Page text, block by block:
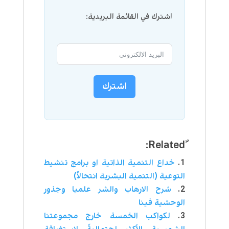
اشترك في القائمة البريدية:
اشترك
ٌRelated:
خداع التنمية الذاتية او برامج تنشيط
التوعية (التنمية البشرية انتحالاً)
شرح الارهاب والشر علميا وجذور
الوحشية فينا
لكواكب الخمسة خارج مجموعتنا